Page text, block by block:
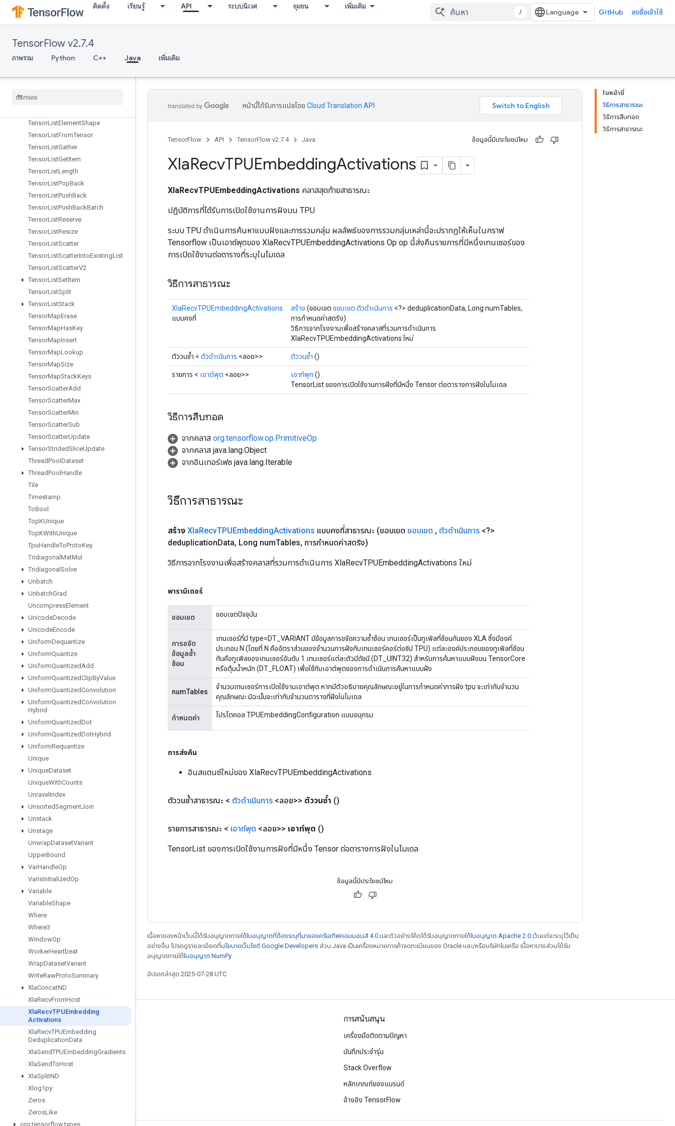
ติดตั้ง เรียนรู้ API ระบบนิเวศ ชุมชน เพิ่มเติม
/ GitHub ลงชื่อเข้าใช้
TensorFlow v2.7.4
ภาพรวม Python C++ Java เพิ่มเติม
TensorArrayRead
TensorArrayScatter
TensorArraySize
TensorArrayUnpack
Tensor
TensorListElementShape
TensorListFromTensor
TensorListGather
TensorListGetItem
TensorListLength
TensorListPopBack
TensorListPushBack
TensorListPushBackBatch
TensorListReserve
TensorListResize
TensorListScatter
TensorListScatterIntoExistingList
TensorListScatterV2
TensorListSetItem
TensorListSplit
TensorListStack
TensorMapErase
TensorMapHasKey
TensorMapInsert
TensorMapLookup
TensorMapSize
TensorMapStackKeys
TensorScatterAdd
TensorScatterMax
TensorScatterMin
TensorScatterSub
TensorScatterUpdate
TensorStridedSliceUpdate
ThreadPool Dataset
ThreadPool Handle
Tile
Timestamp
ToBool
TopKUnique
TopKWithUnique
TpuHandleToProtoKey
Tridiagonal MatMul
Tridiagonal Solve
Unbatch
UnbatchGrad
UncompressElement
UnicodeDecode
UnicodeEncode
UniformDequantize
UniformQuantize
UniformQuantizedAdd
UniformQuantizedClipByValue
UniformQuantizedConvolution
UniformQuantizedConvolution
Hybrid
UniformQuantizedDot
UniformQuantizedDotHybrid
UniformRequantize
Unique
UniqueDataset
UniqueWithCounts
Unravel Index
UnsortedSegmentJoin
Unstack
Unstage
UnwrapDatasetVariant
UpperBound
VarHandleOp
VarIsInitializedOp
Variable
VariableShape
Where
Where3
WindowOp
WorkerHeartbeat
WrapDatasetVariant
WriteRawProtoSummary
XlaConcatND
XlaRecvFromHost
XlaRecvTPUEmbedding
Activations
XlaRecvTPUEmbedding
DeduplicationData
XlaSendTPUEmbeddingGradients
XlaSendToHost
XlaSplitND
Xlog1py
Zeros
ZerosLike
org .tensorflow.types
ในหน้านี้
วิธีการสาธารณะ
วิธีการสืบทอด
วิธีการสาธารณะ
หน้านี้ได้รับการแปลโดย Cloud Translation API
TensorFlow API TensorFlow v2.7.4 Java ข้อมูลนี้มีประโยชน์ไหม
XlaRecvTPUEmbeddingActivations
XlaRecvTPUEmbeddingActivations คลาสสุดท้ายสาธารณะ
ปฏิบัติการที่ได้รับการเปิดใช้งานการฝังบน TPU
ระบบ TPU ดำเนินการค้นหาแบบฝังและการรวมกลุ่ม ผลลัพธ์ของการรวมกลุ่มเหล่านี้จะปรากฏให้เห็นในกราฟ
Tensorflow เป็นเอาต์พุตของ XlaRecvTPUEmbeddingActivations Op op นี้ส่งคืนรายการที่มีหนึ่งเทนเซอร์ของ
การเปิดใช้งานต่อตารางที่ระบุในโมเดล
วิธีการสาธารณะ
XlaRecvTPUEmbeddingActivations
แบบคงที่
สร้าง (ขอบเขต ขอบเขต ตัวดำเนินการ <?> deduplicationData, Long numTables,
การกำหนดค่าสตริง)
วิธีการจากโรงงานเพื่อสร้างคลาสที่รวมการดำเนินการ
XlaRecvTPUEmbeddingActivations ใหม่
ตัววนซ้ำ < ตัวดำเนินการ <ลอย>> ตัววนซ้ำ ()
รายการ < เอาต์พุต <ลอย>> เอาท์พุท ()
TensorList ของการเปิดใช้งานการฝังที่มีหนึ่ง Tensor ต่อตารางการฝังในโมเดล
วิธีการสืบทอด
จากคลาส org.tensorflow.op.PrimitiveOp
จากคลาส java.lang.Object
จากอินเทอร์เฟซ java.lang.Iterable
วิธีการสาธารณะ
สร้าง XlaRecvTPUEmbeddingActivations แบบคงที่สาธารณะ (ขอบเขต ขอบเขต , ตัวดำเนินการ <?>
deduplicationData, Long numTables, การกำหนดค่าสตริง)
วิธีการจากโรงงานเพื่อสร้างคลาสที่รวมการดำเนินการ XlaRecvTPUEmbeddingActivations ใหม่
พารามิเตอร์
ขอบเขต ขอบเขตปัจจุบัน
การขจัด
ข้อมูลซ้ำ
ซ้อน
เทนเซอร์ที่มี type=DT_VARIANT มีข้อมูลการขจัดความซ้ำซ้อน เทนเซอร์เป็นทูเพิลที่ซ้อนกันของ XLA ซึ่งมีองค์
ประกอบ N (โดยที่ N คืออัตราส่วนของจำนวนการฝังกับเทนเซอร์คอร์ต่อชิป TPU) แต่ละองค์ประกอบของทูเพิลที่ซ้อน
กันคือทูเพิลของเทนเซอร์อันดับ 1 เทนเซอร์แต่ละตัวมีดัชนี (DT_UINT32) สำหรับการค้นหาแบบฝังบน TensorCore
หรือตุ้มน้ำหนัก (DT_FLOAT) เพื่อใช้กับเอาต์พุตของการดำเนินการค้นหาแบบฝัง
numTables
จำนวนเทนเซอร์การเปิดใช้งานเอาต์พุต หากมีตัวอธิบายคุณลักษณะอยู่ในการกำหนดค่าการฝัง tpu จะเท่ากับจำนวน
คุณลักษณะ มิฉะนั้นจะเท่ากับจำนวนตารางที่ฝังในโมเดล
กำหนดค่า โปรโตคอล TPUEmbeddingConfiguration แบบอนุกรม
การส่งคืน
อินสแตนซ์ใหม่ของ XlaRecvTPUEmbeddingActivations
ตัววนซ้ำสาธารณะ < ตัวดำเนินการ <ลอย>> ตัววนซ้ำ ()
รายการสาธารณะ < เอาท์พุต <ลอย>> เอาท์พุต ()
TensorList ของการเปิดใช้งานการฝังที่มีหนึ่ง Tensor ต่อตารางการฝังในโมเดล
ข้อมูลนี้มีประโยชน์ไหม
เนื้อหาของหน้าเว็บนี้ได้รับอนุญาตภายใต้ใบอนุญาตที่ต้องระบุที่มาของครีเอทีฟคอมมอนส์ 4.0 และตัวอย่างโค้ดได้รับอนุญาตภายใต้ใบอนุญาต Apache 2.0 เว้นแต่จะระบุไว้เป็น
อย่างอื่น โปรดดูรายละเอียดที่นโยบายเว็บไซต์ Google Developers ส่วน Java เป็นเครื่องหมายการค้าจดทะเบียนของ Oracle และ/หรือบริษัทในเครือ เนื้อหาบางส่วนได้รับ
อนุญาตภายใต้ใบอนุญาต NumPy
อัปเดตล่าสุด 2025-07-28 UTC
เชื่อมต่อเสมอ
ฟอรัม
GitHub
Twitter
YouTube
การสนับสนุน
เครื่องมือติดตามปัญหา
บันทึกประจำรุ่น
Stack Overflow
หลักเกณฑ์ของแบรนด์
อ้างอิง TensorFlow